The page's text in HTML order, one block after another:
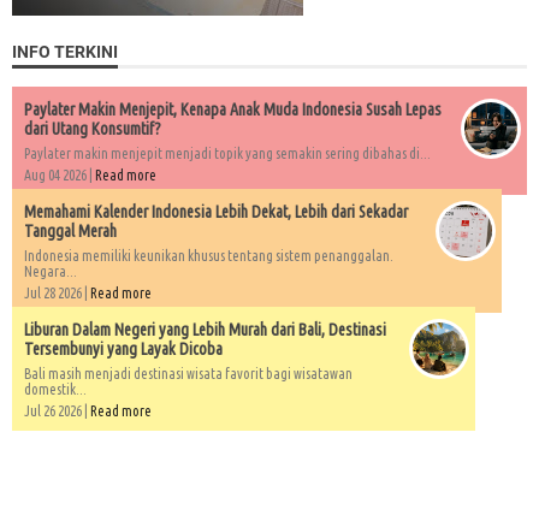
INFO TERKINI
Paylater Makin Menjepit, Kenapa Anak Muda Indonesia Susah Lepas
dari Utang Konsumtif?
Paylater makin menjepit menjadi topik yang semakin sering dibahas di...
Aug 04 2026 | Read more
Memahami Kalender Indonesia Lebih Dekat, Lebih dari Sekadar
Tanggal Merah
Indonesia memiliki keunikan khusus tentang sistem penanggalan.
Negara...
Jul 28 2026 | Read more
Liburan Dalam Negeri yang Lebih Murah dari Bali, Destinasi
Tersembunyi yang Layak Dicoba
Bali masih menjadi destinasi wisata favorit bagi wisatawan
domestik...
Jul 26 2026 | Read more